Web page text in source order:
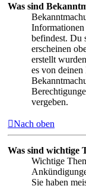
Was sind
Informationen
befindest. Du
erscheinen
erstellt
es von
vergeben.
Nach oben
Was sind wichtige
Wichtige
Sie haben